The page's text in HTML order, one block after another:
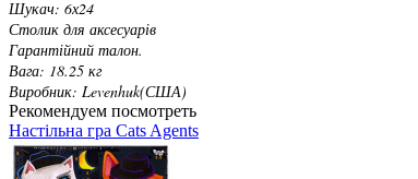
Шукач: 6х24
Столик для аксесуарів
Гарантійний талон.
Вага: 18.25 кг
Виробник: Levenhuk(США)
Рекомендуем посмотреть
Настільна гра Cats Agents